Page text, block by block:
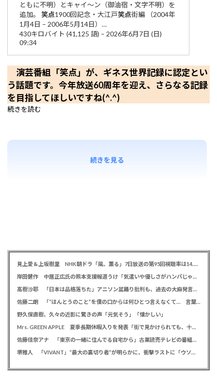
ともに不明）とキャイ〜ン（御油宿・文字不明）を
追加。 笑点1900回記念・大江戸笑点街編 （2004年
1月4日 – 2006年5月14日）…
430キロバイト (41,125 語) – 2026年6月7日 (日)
09:34
演芸番組「笑点」が、ギネス世界記録に認定とい
う話題です。今年放送60周年を迎え、さらなる記録
を目指してほしいですね(^.^)
続きを読む
続きを見る
見上愛＆上坂樹里 NHK朝ドラ「風、薫る」7日放送の第95回視聴率は14.0％
岸田健作 中居正広氏の熊本支援報道うけ「気遣いや優しさがハンパじゃない」 中居氏との思い出を回顧
高樹沙耶 「日本は品格落ちた」アニソン盆踊り批判も、過去の大麻発言にも飛び火で自ら幕引き図る
佐藤二朗 「“ほんとうのこと”を僕の口からは何ひとつ言えなくて… 言葉にできぬ悔しさを日々感じております」
野久保直樹、久々の近影に驚きの声「元気そう」「懐かしい」
Mrs. GREEN APPLE 夏季長期休暇入りを発表「街で見かけられても、十分なご配慮を」ファンに理解を求める
佐藤佳奈アナ 「東京の一緒に住んでる自宅から」古巣読売テレビの番組でレインボー池田直人との結婚を生報告
堺雅人 「VIVANT」“最大の裏切り者”が明らかに、衝撃ラストに「ウソでしょ」視聴者悲鳴